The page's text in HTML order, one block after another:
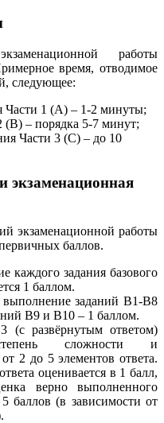
работы
время, отводимое
следующее:
Части 1 (А) – 1-2 минуты;
(В) – порядка 5-7 минут;
Части 3 (С) – до 10
экзаменационная
экзаменационной работы
баллов.
каждого задания базового
1 баллом.
заданий В1-В8
В9 и В10 – 1 баллом.
(с развёрнутым ответом)
сложности и
2 до 5 элементов ответа.
оценивается в 1 балл,
верно выполненного
баллов (в зависимости от